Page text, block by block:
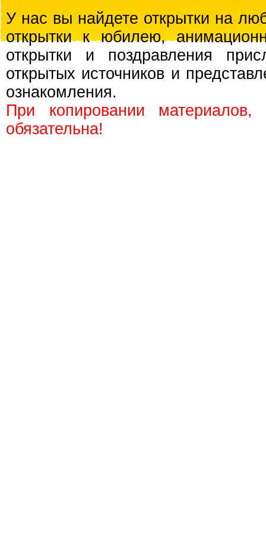
У нас вы найдете открытки на
открытки к юбилею,
открытки и поздравления
открытых источников и
ознакомления.
При копировании
обязательна!